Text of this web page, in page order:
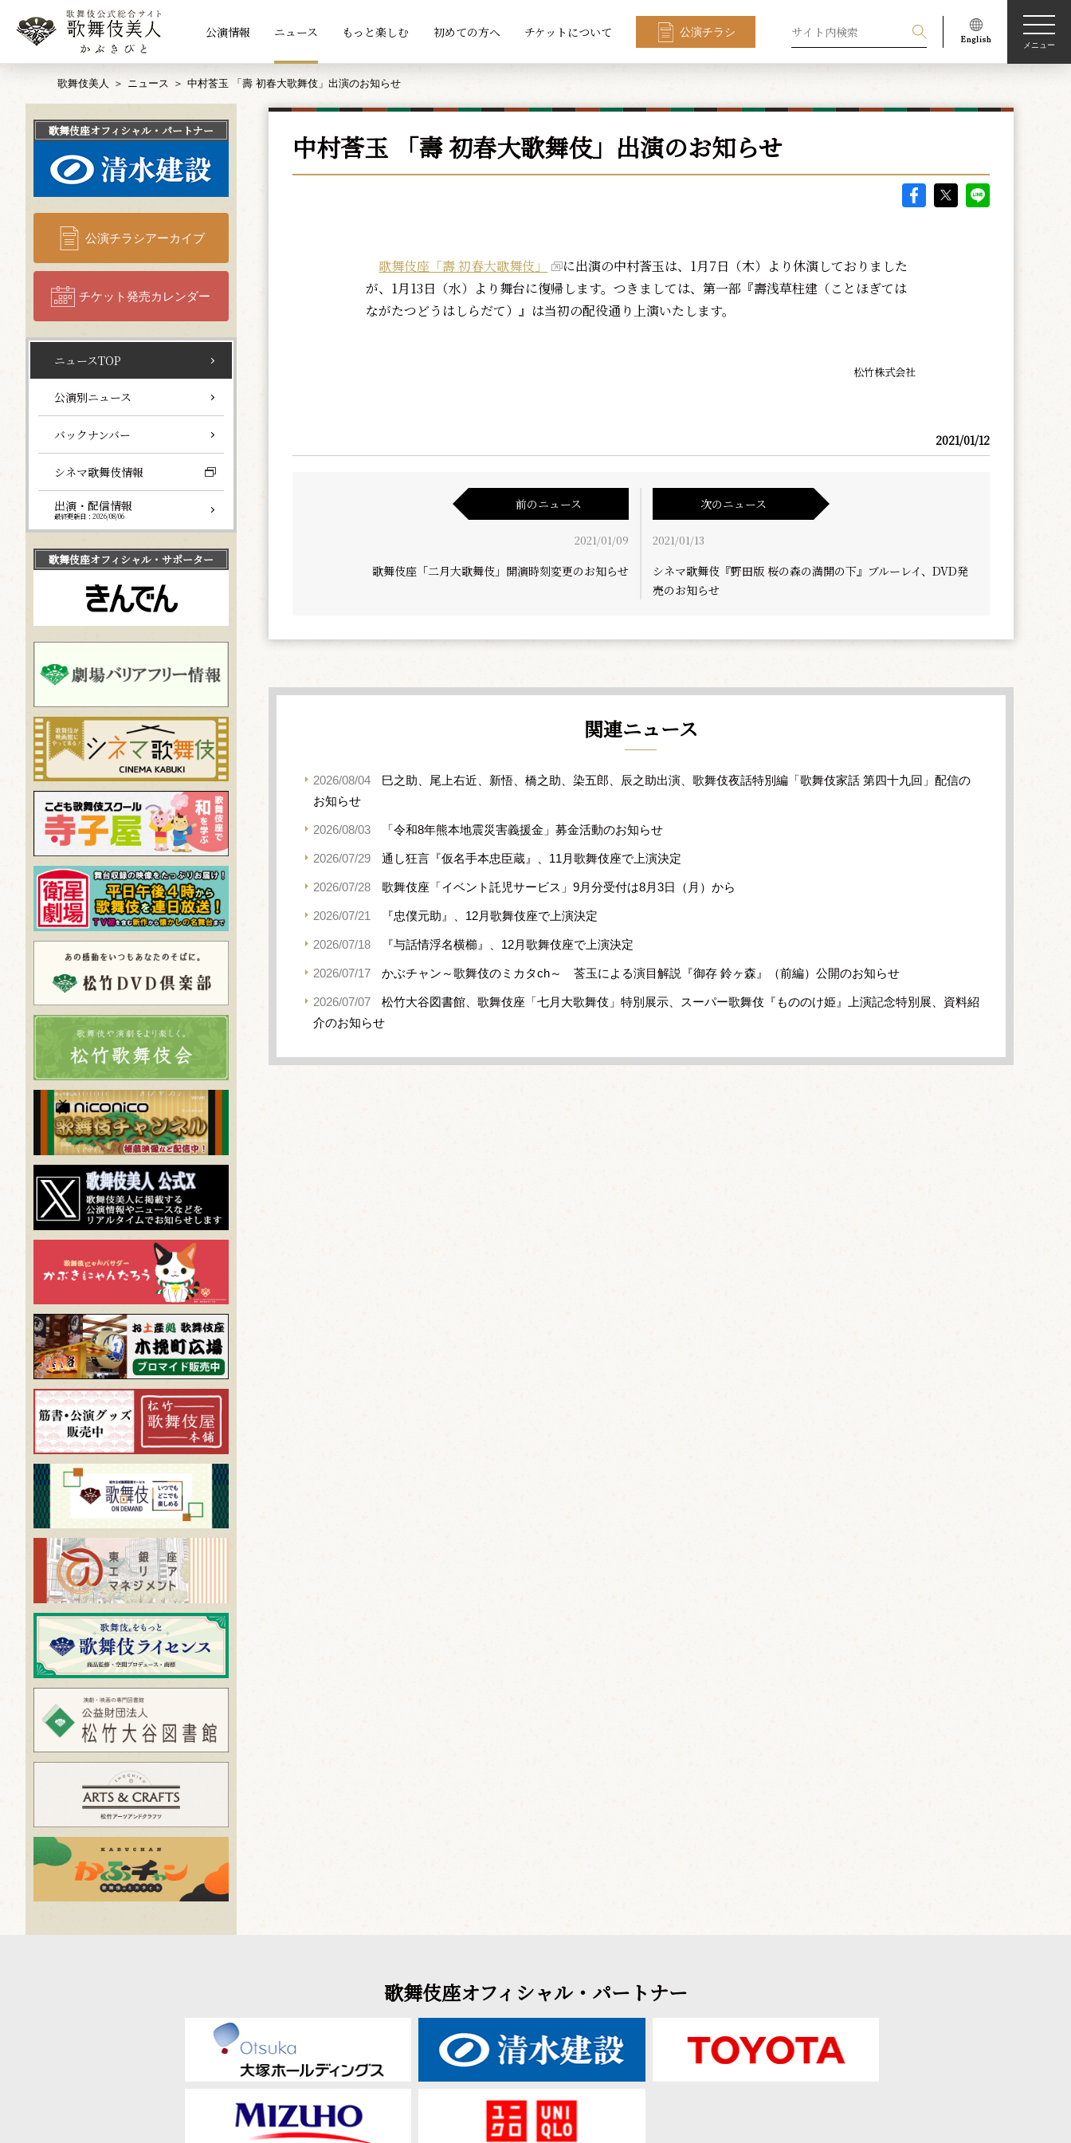
公演情報 ニュース もっと楽しむ 初めての方へ チケットについて 公演チラシ
メニュー
歌舞伎美人 ニュース 中村莟玉 「壽 初春大歌舞伎」出演のお知らせ
中村莟玉 「壽 初春大歌舞伎」出演のお知らせ
歌舞伎座「壽 初春大歌舞伎」
に出演の中村莟玉は、1月7日（木）より休演しておりました
が、1月13日（水）より舞台に復帰します。つきましては、第一部『壽浅草柱建（ことほぎては
ながたつどうはしらだて）』は当初の配役通り上演いたします。
松竹株式会社
2021/01/12
前のニュース
2021/01/09
歌舞伎座「二月大歌舞伎」開演時刻変更のお知らせ
次のニュース
2021/01/13
シネマ歌舞伎『野田版 桜の森の満開の下』ブルーレイ、DVD発
売のお知らせ
関連ニュース
2026/08/04
巳之助、尾上右近、新悟、橋之助、染五郎、辰之助出演、歌舞伎夜話特別編「歌舞伎家話 第四十九回」配信の
お知らせ
2026/08/03 「令和8年熊本地震災害義援金」募金活動のお知らせ
2026/07/29 通し狂言『仮名手本忠臣蔵』、11月歌舞伎座で上演決定
2026/07/28 歌舞伎座「イベント託児サービス」9月分受付は8月3日（月）から
2026/07/21 『忠僕元助』、12月歌舞伎座で上演決定
2026/07/18 『与話情浮名横櫛』、12月歌舞伎座で上演決定
2026/07/17 かぶチャン～歌舞伎のミカタch～ 莟玉による演目解説『御存 鈴ヶ森』（前編）公開のお知らせ
2026/07/07
松竹大谷図書館、歌舞伎座「七月大歌舞伎」特別展示、スーパー歌舞伎『もののけ姫』上演記念特別展、資料紹
介のお知らせ
歌舞伎座オフィシャル・パートナー
公演チラシアーカイブ
チケット発売カレンダー
ニュースTOP
公演別ニュース
バックナンバー
シネマ歌舞伎情報
出演・配信情報
最終更新日：2026/08/06
歌舞伎座オフィシャル・サポーター
歌舞伎座オフィシャル・パートナー